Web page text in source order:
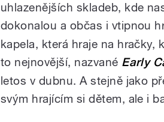
pause
uhlazenějších skladeb, kde
dokonalou a občas i vtipnou
kapela, která hraje na hračky,
to nejnovější, nazvané Early
letos v dubnu. A stejně jako
svým hrajícím si dětem, ale i